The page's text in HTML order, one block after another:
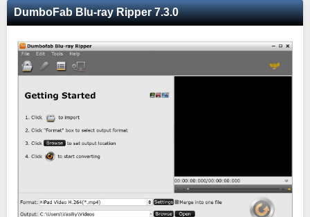
DumboFab Blu-ray Ripper 7.3.0